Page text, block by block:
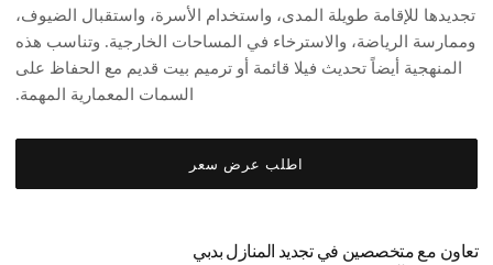
تجديدها للإقامة طويلة المدى، واستخدام الأسرة، واستقبال الضيوف،
وممارسة الرياضة، والاسترخاء في المساحات الخارجية. وتناسب هذه
المنهجية أيضاً تحديث فيلا قائمة أو ترميم بيت قديم مع الحفاظ على
السمات المعمارية المهمة.
اطلب عرض سعر
تعاون مع متخصصين في تجديد المنازل بدبي